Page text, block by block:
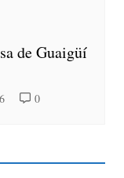
de Guaigüí
0